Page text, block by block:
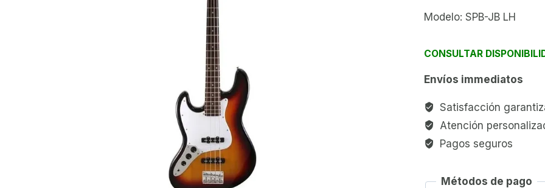
Modelo: SPB-JB LH
CONSULTAR
Envíos immediatos
Satisfacción
Atención
Pagos seguros
Métodos de pago